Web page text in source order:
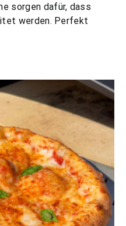
sorgen dafür, dass
werden. Perfekt